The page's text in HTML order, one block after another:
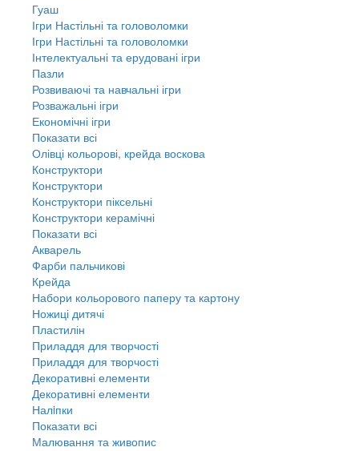
Гуаш
Ігри Настільні та головоломки
Ігри Настільні та головоломки
Інтелектуальні та ерудовані ігри
Пазли
Розвиваючі та навчальні ігри
Розважальні ігри
Економічні ігри
Показати всі
Олівці кольорові, крейда воскова
Конструктори
Конструктори
Конструктори піксельні
Конструктори керамічні
Показати всі
Акварель
Фарби пальчикові
Крейда
Набори кольорового паперу та картону
Ножиці дитячі
Пластилін
Приладдя для творчості
Приладдя для творчості
Декоративні елементи
Декоративні елементи
Налiпки
Показати всі
Малювання та живопис